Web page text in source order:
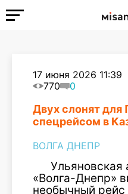
17 июня 2026 11:39
770
0
Двух слонят для
спецрейсом в
ВОЛГА ДНЕПР
Ульяновская
«Волга-Днепр»
необычный рейс